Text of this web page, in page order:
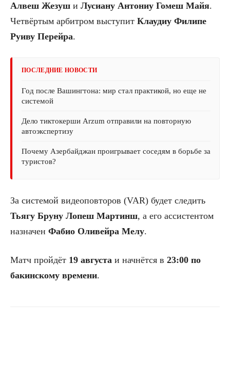
Алвеш Жезуш и Лусиану Антониу Гомеш Майя.
Четвёртым арбитром выступит Клаудиу Филипе
Руиву Перейра.
ПОСЛЕДНИЕ НОВОСТИ
Год после Вашингтона: мир стал практикой, но еще не
системой
Дело тиктокерши Arzum отправили на повторную
автоэкспертизу
Почему Азербайджан проигрывает соседям в борьбе за
туристов?
За системой видеоповторов (VAR) будет следить
Тьягу Бруну Лопеш Мартинш, а его ассистентом
назначен Фабио Оливейра Мелу.
Матч пройдёт 19 августа и начнётся в 23:00 по
бакинскому времени.